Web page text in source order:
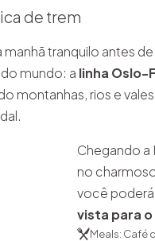
de trem
tranquilo antes
mundo: a linha Oslo-
montanhas, rios e
Chegando a
no
você poderá
vista para
Meals: Café